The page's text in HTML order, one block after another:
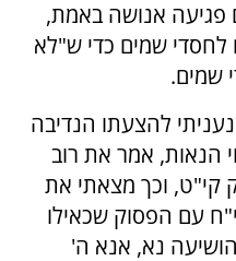
פגיעה אנושה באמת,
לחסדי שמים כדי ש"לא
שמים.
להצעתו הנדיבה
הנאות, אמר את רוב
קי"ט, וכך מצאתי את
עם הפסוק שכאילו
נא, אנא ה'